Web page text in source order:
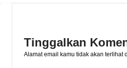
Peluang usaha
Tinggalkan
Alamat email kamu tidak akan terlihat